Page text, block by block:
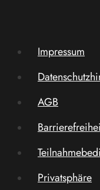
Impressum
AGB
Privatsphäre